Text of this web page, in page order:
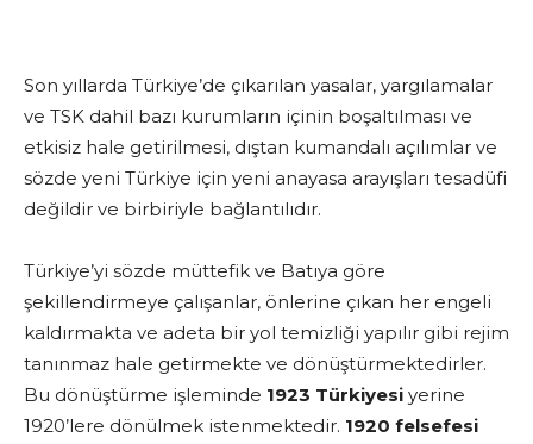
Son yıllarda Türkiye’de çıkarılan yasalar, yargılamalar
ve TSK dahil bazı kurumların içinin boşaltılması ve
etkisiz hale getirilmesi, dıştan kumandalı açılımlar ve
sözde yeni Türkiye için yeni anayasa arayışları tesadüfi
değildir ve birbiriyle bağlantılıdır.
Türkiye’yi sözde müttefik ve Batıya göre
şekillendirmeye çalışanlar, önlerine çıkan her engeli
kaldırmakta ve adeta bir yol temizliği yapılır gibi rejim
tanınmaz hale getirmekte ve dönüştürmektedirler.
Bu dönüştürme işleminde 1923 Türkiyesi yerine
1920’lere dönülmek istenmektedir. 1920 felsefesi